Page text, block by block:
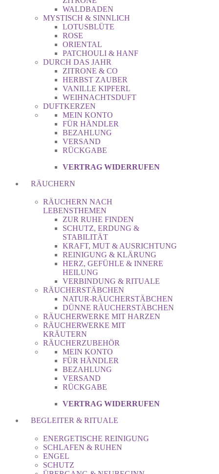
WALDBADEN
MYSTISCH & SINNLICH
LOTUSBLÜTE
ROSE
ORIENTAL
PATCHOULI & HANF
DURCH DAS JAHR
ZITRONE & CO
HERBST ZAUBER
VANILLE KIPFERL
WEIHNACHTSDUFT
DUFTKERZEN
MEIN KONTO
FÜR HÄNDLER
BEZAHLUNG
VERSAND
RÜCKGABE
VERTRAG WIDERRUFEN
RÄUCHERN
RÄUCHERN NACH
LEBENSTHEMEN
ZUR RUHE FINDEN
SCHUTZ, ERDUNG &
STABILITÄT
KRAFT, MUT & AUSRICHTUNG
REINIGUNG & KLÄRUNG
HERZ, GEFÜHLE & INNERE
HEILUNG
VERBINDUNG & RITUALE
RÄUCHERSTÄBCHEN
NATUR-RÄUCHERSTÄBCHEN
DÜNNE RÄUCHERSTÄBCHEN
RÄUCHERWERKE MIT HARZEN
RÄUCHERWERKE MIT
KRÄUTERN
RÄUCHERZUBEHÖR
MEIN KONTO
FÜR HÄNDLER
BEZAHLUNG
VERSAND
RÜCKGABE
VERTRAG WIDERRUFEN
BEGLEITER & RITUALE
ENERGETISCHE REINIGUNG
SCHLAFEN & RUHEN
ENGEL
SCHUTZ